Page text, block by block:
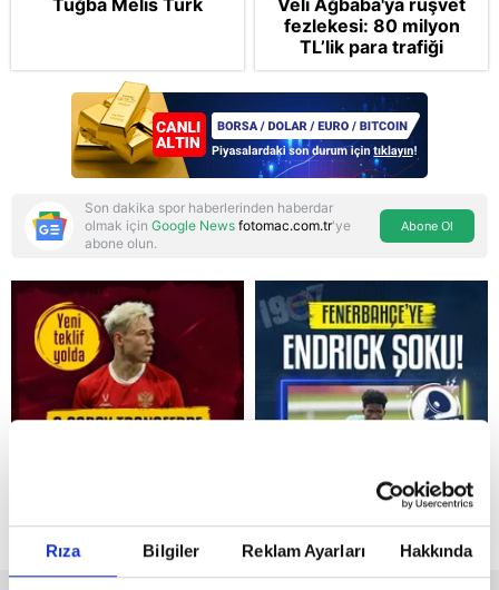
Rıza Bilgiler Reklam Ayarları Hakkında
Reddet
Tuğba Melis Türk
Veli Ağbaba'ya rüşvet
fezlekesi: 80 milyon
TL’lik para trafiği
dosyada! CHP’li
belediyeleri haraca
bağlamış
Son dakika spor haberlerinden haberdar
olmak için Google News fotomac.com.tr'ye
abone olun.
Abone Ol